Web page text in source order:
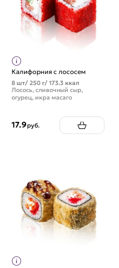
Калифорния с лососем
8 шт/ 250 г/ 173.3 ккал
Лосось, сливочный сыр,
огурец, икра масаго
17.9руб.